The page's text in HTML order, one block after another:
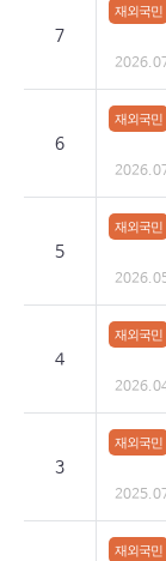
7
재외국민
6
재외국민
5
재외국민
4
재외국민
3
재외국민
재외국민